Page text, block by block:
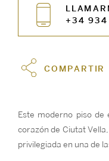
+34 934
COMPARTIR
Este moderno piso de
corazón de Ciutat
privilegiada en una de